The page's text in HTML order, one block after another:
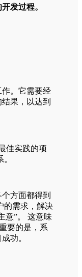
发过程。
。它需要经
果，以达到
佳实践的项
方面都得到
的需求，解决
意”。 这意味
要的是，系
功。